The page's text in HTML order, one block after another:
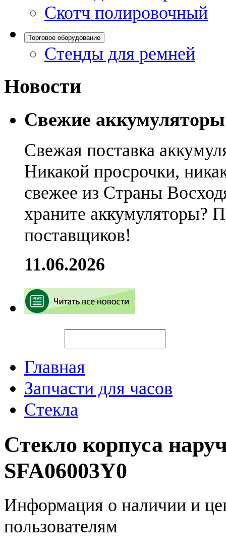
Скотч полировочный
Торговое оборудование
Стенды для ремней
Новости
Свежие
Свежая поставка
Никакой просрочки,
свежее из Страны
храните аккумуляторы?
поставщиков!
11.06.2026
Главная
Запчасти для часов
Стекла
Стекло корпуса
SFA06003Y0
Информация о наличии и
пользователям